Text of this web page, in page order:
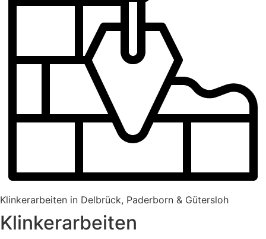
Klinkerarbeiten in Delbrück, Paderborn & Gütersloh
Klinkerarbeiten